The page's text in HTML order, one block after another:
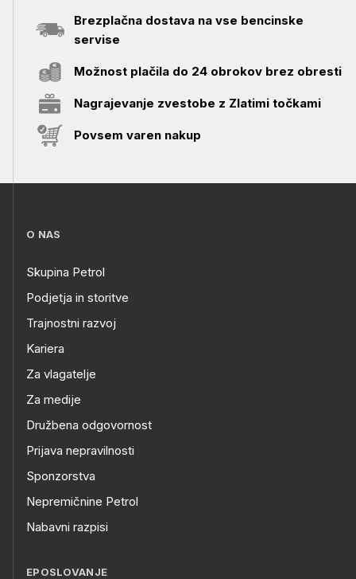
Brezplačna dostava na vse bencinske
servise
Možnost plačila do 24 obrokov brez obresti
Nagrajevanje zvestobe z Zlatimi točkami
Povsem varen nakup
O NAS
Skupina Petrol
Podjetja in storitve
Trajnostni razvoj
Kariera
Za vlagatelje
Za medije
Družbena odgovornost
Prijava nepravilnosti
Sponzorstva
Nepremičnine Petrol
Nabavni razpisi
EPOSLOVANJE